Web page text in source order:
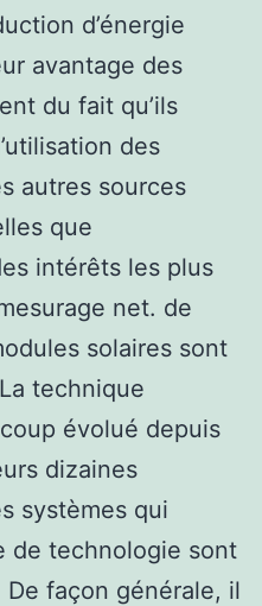
d’énergie
avantage des
du fait qu’ils
des
autres sources
que
intérêts les plus
net. de
solaires sont
technique
évolué depuis
dizaines
systèmes qui
de technologie sont
façon générale, il